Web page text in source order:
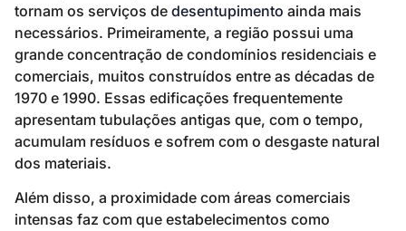
tornam os serviços de desentupimento ainda mais
necessários. Primeiramente, a região possui uma
grande concentração de condomínios residenciais e
comerciais, muitos construídos entre as décadas de
1970 e 1990. Essas edificações frequentemente
apresentam tubulações antigas que, com o tempo,
acumulam resíduos e sofrem com o desgaste natural
dos materiais.
Além disso, a proximidade com áreas comerciais
intensas faz com que estabelecimentos como